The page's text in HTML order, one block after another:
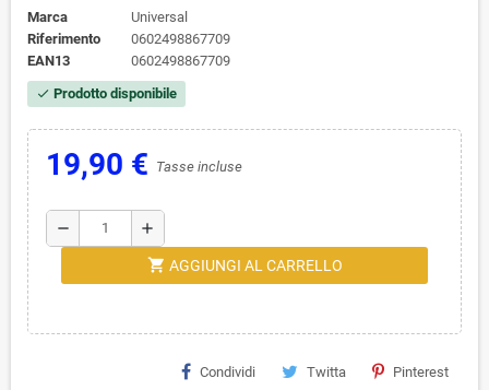
Marca
Universal
Riferimento
0602498867709
EAN13
0602498867709
check Prodotto disponibile
19,90 € Tasse incluse
remove add
shopping_cart AGGIUNGI AL CARRELLO
Condividi Twitta Pinterest